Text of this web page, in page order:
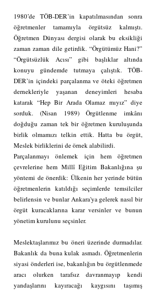
1980’de TÖB-DER’in kapatılmasından sonra
öğretmenler tamamıyla örgütsüz kalmıştı.
Öğretmen Dünyası dergisi olarak bu eksikliği
zaman zaman dile getirdik. “Örgütümüz Hani?”
“Örgütsüzlük Acısı” gibi başlıklar altında
konuyu gündemde tutmaya çalıştık. TÖB-
DER’in içindeki parçalanma ve öteki öğretmen
dernekleriyle yaşanan deneyimleri hesaba
katarak “Hep Bir Arada Olamaz mıyız” diye
sorduk. (Nisan 1989) Örgütlenme imkânı
doğduğu zaman tek bir öğretmen kuruluşunda
birlik olmamızı telkin ettik. Hatta bu örgüt,
Meslek birliklerini de örnek alabilirdi.
Parçalanmayı önlemek için hem öğretmen
çevrelerine hem Millî Eğitim Bakanlığına şu
yöntemi de önerdik: Ülkenin her yerinde bütün
öğretmenlerin katıldığı seçimlerde temsilciler
belirlensin ve bunlar Ankara'ya gelerek nasıl bir
örgüt kuracaklarına karar versinler ve bunun
yönetim kurulunu seçsinler.
Meslektaşlarımız bu öneri üzerinde durmadılar.
Bakanlık da buna kulak asmadı. Öğretmenlerin
siyasi önderleri ise, bakanlığın bu örgütlenmede
aracı olurken tarafsız davranmayıp kendi
yandaşlarını kayıracağı kaygısını taşımış